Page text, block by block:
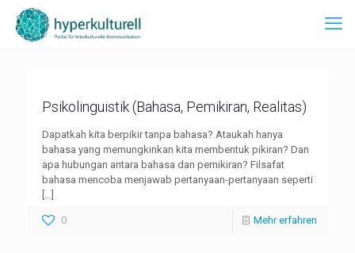
Psikolinguistik (Bahasa, Pemikiran, Realitas)
Dapatkah kita berpikir tanpa bahasa? Ataukah hanya
bahasa yang memungkinkan kita membentuk pikiran? Dan
apa hubungan antara bahasa dan pemikiran? Filsafat
bahasa mencoba menjawab pertanyaan-pertanyaan seperti
[…]
0 Mehr erfahren